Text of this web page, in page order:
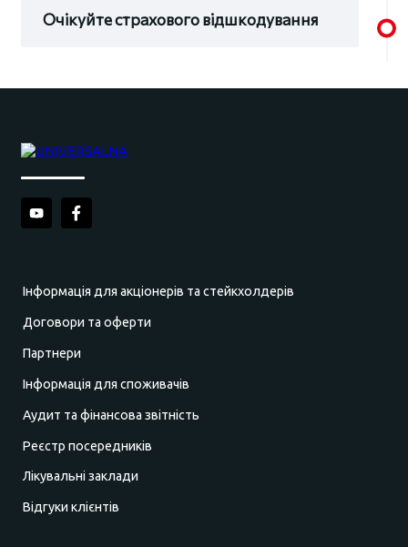
Очікуйте страхового відшкодування
Інформація для акціонерів та стейкхолдерів
Договори та оферти
Партнери
Інформація для споживачів
Аудит та фінансова звітність
Реєстр посередників
Лікувальні заклади
Відгуки клієнтів